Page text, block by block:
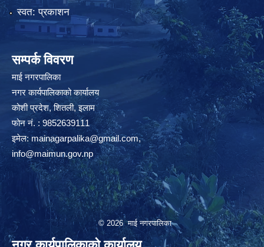
स्वत: प्रकाशन
सम्पर्क विवरण
माई नगरपालिका
नगर कार्यपालिकाको कार्यालय
कोशी प्रदेश, शितली, इलाम
फोन नं. : 9852639111
इमेल:mainagarpalika@gmail.com,
info@maimun.gov.np
© 2026 माई नगरपालिका